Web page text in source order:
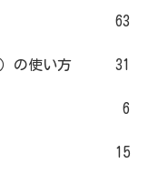
63
の使い方 31
6
15